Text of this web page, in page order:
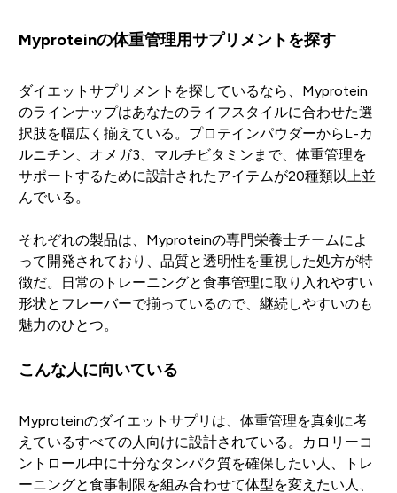
Myproteinの体重管理用サプリメントを探す
ダイエットサプリメントを探しているなら、Myprotein
のラインナップはあなたのライフスタイルに合わせた選
択肢を幅広く揃えている。プロテインパウダーからL-カ
ルニチン、オメガ3、マルチビタミンまで、体重管理を
サポートするために設計されたアイテムが20種類以上並
んでいる。
それぞれの製品は、Myproteinの専門栄養士チームによ
って開発されており、品質と透明性を重視した処方が特
徴だ。日常のトレーニングと食事管理に取り入れやすい
形状とフレーバーで揃っているので、継続しやすいのも
魅力のひとつ。
こんな人に向いている
Myproteinのダイエットサプリは、体重管理を真剣に考
えているすべての人向けに設計されている。カロリーコ
ントロール中に十分なタンパク質を確保したい人、トレ
ーニングと食事制限を組み合わせて体型を変えたい人、